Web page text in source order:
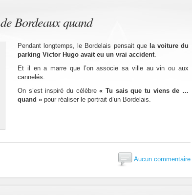
Bordeaux quand
Pendant longtemps, le Bordelais pensait que la voiture du
parking Victor Hugo avait eu un vrai accident.
Et il en a marre que l’on associe sa ville au vin ou aux
cannelés.
On s’est inspiré du célèbre« Tu sais que tu viens de …
quand » pour réaliser le portrait d’un Bordelais.
Aucun commentaire